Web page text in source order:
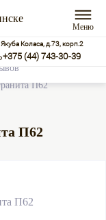
Меню
Коласа, д.73, корп.2
+375 (44) 743-30-39
П62
П62